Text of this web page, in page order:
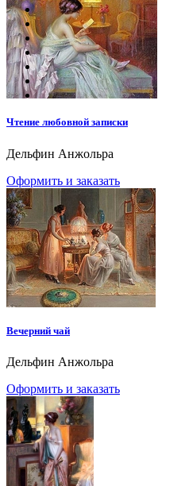
Чтение любовной записки
Дельфин Анжольра
Оформить и заказать
Вечерний чай
Дельфин Анжольра
Оформить и заказать